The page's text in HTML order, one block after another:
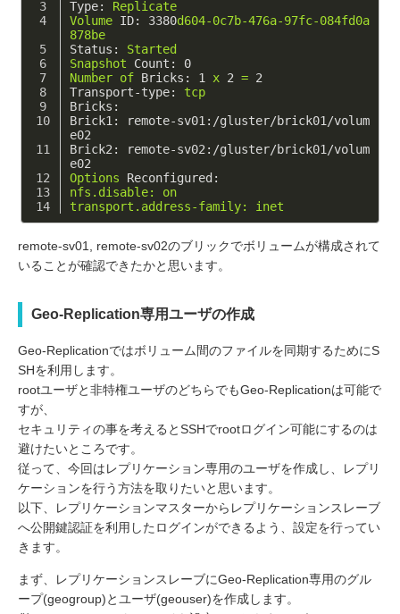
Type:
Replicate
Volume ID: 3380d604-0c7b-476a-97fc-084fd0a
878be
Status:
Started
Snapshot
Count:
0
Number of Bricks: 1 x 2 = 2
Transport-type:
tcp
Bricks:
Brick1:
remote-sv01:/gluster/brick01/volum
e02
Brick2:
remote-sv02:/gluster/brick01/volum
e02
Options
Reconfigured:
nfs.disable:
on
transport.address-family:
inet
remote-sv01, remote-sv02のブリックでボリュームが構成されて
いることが確認できたかと思います。
Geo-Replication専用ユーザの作成
Geo-Replicationではボリューム間のファイルを同期するためにS
SHを利用します。
rootユーザと非特権ユーザのどちらでもGeo-Replicationは可能で
すが、
セキュリティの事を考えるとSSHでrootログイン可能にするのは
避けたいところです。
従って、今回はレプリケーション専用のユーザを作成し、レプリ
ケーションを行う方法を取りたいと思います。
以下、レプリケーションマスターからレプリケーションスレーブ
へ公開鍵認証を利用したログインができるよう、設定を行ってい
きます。
まず、レプリケーションスレーブにGeo-Replication専用のグル
ープ(geogroup)とユーザ(geouser)を作成します。